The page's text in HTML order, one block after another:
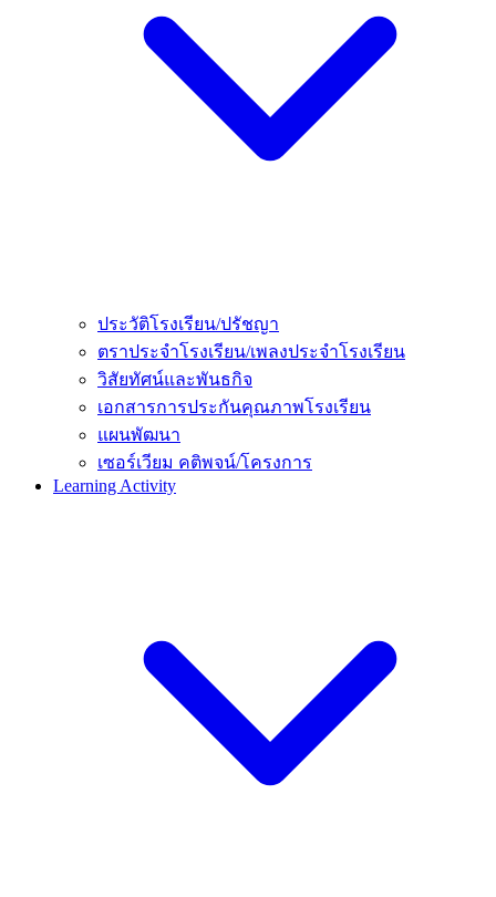
ประวัติโรงเรียน/ปรัชญา
ตราประจำโรงเรียน/เพลงประจำโรงเรียน
วิสัยทัศน์และพันธกิจ
เอกสารการประกันคุณภาพโรงเรียน
แผนพัฒนา
เซอร์เวียม คติพจน์/โครงการ
Learning Activity